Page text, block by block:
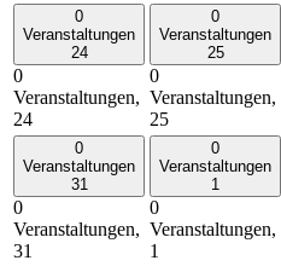
0
Veranstaltungen
24
0
Veranstaltungen,
24
0
Veranstaltungen
25
0
Veranstaltungen,
25
0
Veranstaltungen
31
0
Veranstaltungen,
31
0
Veranstaltungen
1
0
Veranstaltungen,
1